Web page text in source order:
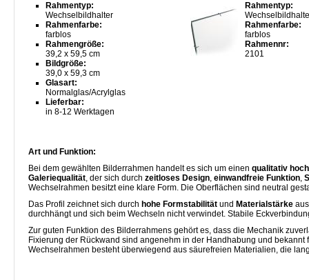
Rahmentyp:
Wechselbildhalter
Rahmenfarbe:
farblos
Rahmengröße:
39,2 x 59,5 cm
Bildgröße:
39,0 x 59,3 cm
Glasart:
Normalglas/Acrylglas
Lieferbar:
in 8-12 Werktagen
Rahmentyp:
Rahmenfarbe:
farblos
Rahmennr:
2101
Art und Funktion:
Bei dem gewählten Bilderrahmen handelt es sich um einen qualitativ
Galeriequalität, der sich durch zeitloses Design, einwandfreie Funktion,
Wechselrahmen besitzt eine klare Form. Die Oberflächen sind neutral
Das Profil zeichnet sich durch hohe Formstabilität und Materialstärke
durchhängt und sich beim Wechseln nicht verwindet. Stabile
Zur guten Funktion des Bilderrahmens gehört es, dass die Mechanik
Fixierung der Rückwand sind angenehm in der Handhabung und bekannt
Wechselrahmen besteht überwiegend aus säurefreien Materialien, die